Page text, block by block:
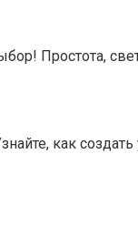
Простота,
как